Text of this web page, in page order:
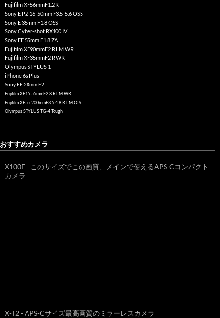
Fujifilm XF56mmF1.2 R
Sony E PZ 16-50mm F3.5-5.6 OSS
Sony E 35mm F1.8 OSS
Sony Cyber-shot RX100 IV
Sony FE 55mm F1.8 ZA
Fujifilm XF90mmF2 R LM WR
Fujifilm XF35mmF2 R WR
Olympus STYLUS 1
iPhone 6s Plus
Sony FE 28mm F2
Fujifilm XF16-55mmF2.8 R LM WR
Fujifilm XF55-200mmF3.5-4.8 R LM OIS
Olympus STYLUS TG-4 Tough
おすすめカメラ
X100F - このサイズでこの画質、メインで使えるAPS-Cコンパクト
カメラ
X-T2 - APS-Cサイズ最高画質のミラーレスカメラ